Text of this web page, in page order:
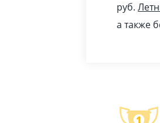
pуб.
а также